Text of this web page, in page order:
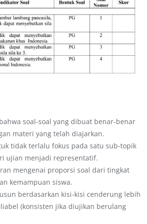
soal-soal yang dibuat benar-benar
materi yang telah diajarkan.
tidak terlalu fokus pada satu sub-topik
ujian menjadi representatif.
mengenai proporsi soal dari tingkat
kemampuan siswa.
berdasarkan kisi-kisi cenderung lebih
(konsisten jika diujikan berulang